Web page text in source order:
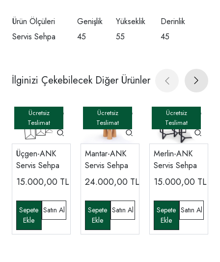
Ürün Ölçüleri Genişlik Yükseklik
Derinlik
Servis Sehpa
45 55 45
İlginizi Çekebilecek Diğer Ürünler
Üçgen-ANK
Servis Sehpa
15.000,00 TL
Mantar-ANK
Servis Sehpa
24.000,00 TL
Merlin-ANK
Servis Sehpa
15.000,00 TL